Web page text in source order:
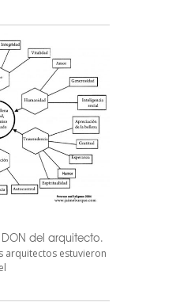
del arquitecto.
arquitectos estuvieron